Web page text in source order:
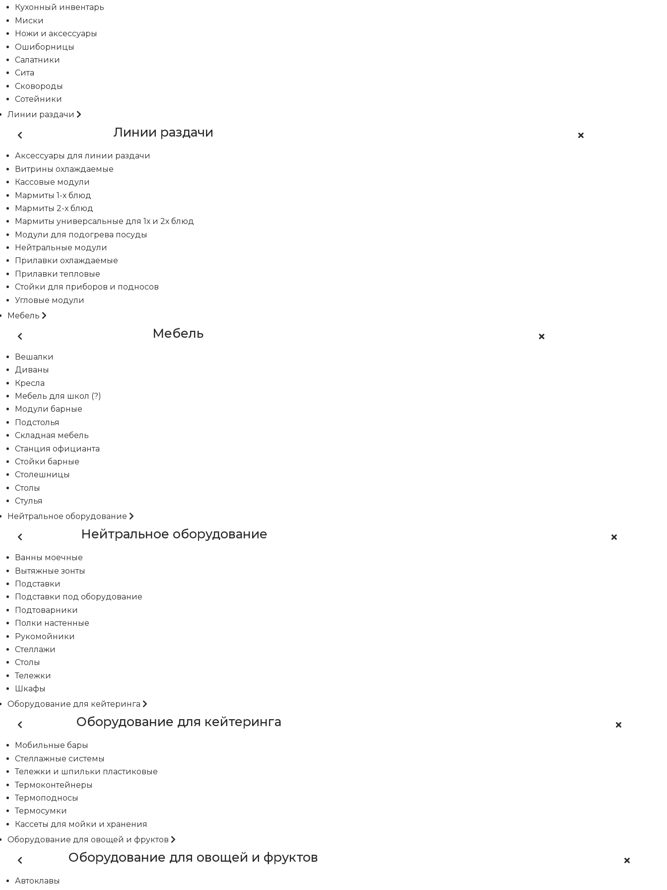
Кухонный инвентарь
Миски
Ножи и аксессуары
Ошиборницы
Салатники
Сита
Сковороды
Сотейники
Линии раздачи
Линии раздачи
Аксессуары для линии раздачи
Витрины охлаждаемые
Кассовые модули
Мармиты 1-х блюд
Мармиты 2-х блюд
Мармиты универсальные для 1х и 2х блюд
Модули для подогрева посуды
Нейтральные модули
Прилавки охлаждаемые
Прилавки тепловые
Стойки для приборов и подносов
Угловые модули
Мебель
Мебель
Вешалки
Диваны
Кресла
Мебель для школ (?)
Модули барные
Подстолья
Складная мебель
Станция официанта
Стойки барные
Столешницы
Столы
Стулья
Нейтральное оборудование
Нейтральное оборудование
Ванны моечные
Вытяжные зонты
Подставки
Подставки под оборудование
Подтоварники
Полки настенные
Рукомойники
Стеллажи
Столы
Тележки
Шкафы
Оборудование для кейтеринга
Оборудование для кейтеринга
Мобильные бары
Стеллажные системы
Тележки и шпильки пластиковые
Термоконтейнеры
Термоподносы
Термосумки
Кассеты для мойки и хранения
Оборудование для овощей и фруктов
Оборудование для овощей и фруктов
Автоклавы